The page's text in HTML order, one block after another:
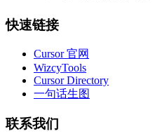
快速链接
Cursor 官网
WizcyTools
Cursor Directory
一句话生图
联系我们